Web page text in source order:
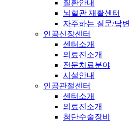
질환안내
뇌혈관 재활센터
자주하는 질문/답변
인공신장센터
센터소개
의료진소개
전문치료분야
시설안내
인공관절센터
센터소개
의료진소개
첨단수술장비